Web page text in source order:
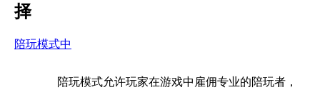
择
陪玩模式中
陪玩模式允许玩家在游戏中雇佣专业的陪玩者，